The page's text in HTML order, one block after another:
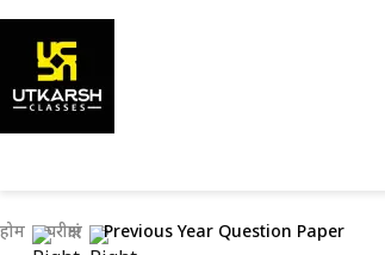
होम परीक्षाएं Previous Year Question Paper